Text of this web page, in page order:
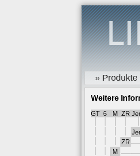
» Produkte
Weitere
GT 6 M ZR
ZR
M